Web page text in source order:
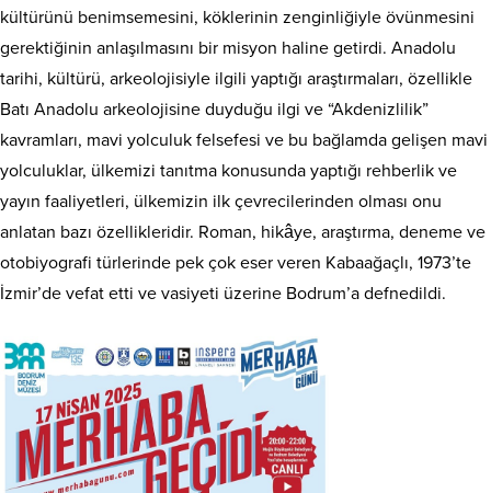
kültürünü benimsemesini, köklerinin zenginliğiyle övünmesini
gerektiğinin anlaşılmasını bir misyon haline getirdi. Anadolu
tarihi, kültürü, arkeolojisiyle ilgili yaptığı araştırmaları, özellikle
Batı Anadolu arkeolojisine duyduğu ilgi ve “Akdenizlilik”
kavramları, mavi yolculuk felsefesi ve bu bağlamda gelişen mavi
yolculuklar, ülkemizi tanıtma konusunda yaptığı rehberlik ve
yayın faaliyetleri, ülkemizin ilk çevrecilerinden olması onu
anlatan bazı özellikleridir. Roman, hikâye, araştırma, deneme ve
otobiyografi türlerinde pek çok eser veren Kabaağaçlı, 1973’te
İzmir’de vefat etti ve vasiyeti üzerine Bodrum’a defnedildi.